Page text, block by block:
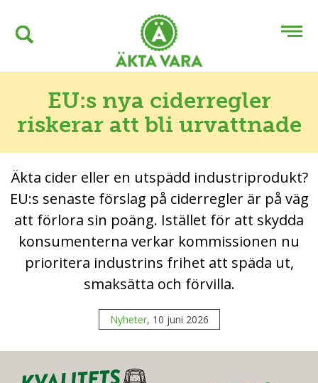
EU:s nya ciderregler
riskerar att bli urvattnade
Äkta cider eller en utspädd industriprodukt?
EU:s senaste förslag på ciderregler är på väg
att förlora sin poäng. Istället för att skydda
konsumenterna verkar kommissionen nu
prioritera industrins frihet att späda ut,
smaksätta och förvilla.
Nyheter, 10 juni 2026